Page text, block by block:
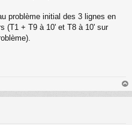
problème initial des 3 lignes en
(T1 + T9 à 10' et T8 à 10' sur
au